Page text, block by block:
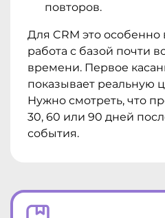
повторов.
Для CRM это особенно
работа с базой почти
времени. Первое
показывает реальную
Нужно смотреть, что
30, 60 или 90 дней
события.